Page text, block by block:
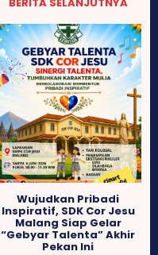
Wujudkan Pribadi
Inspiratif, SDK Cor Jesu
Malang Siap Gelar
“Gebyar Talenta” Akhir
Pekan Ini